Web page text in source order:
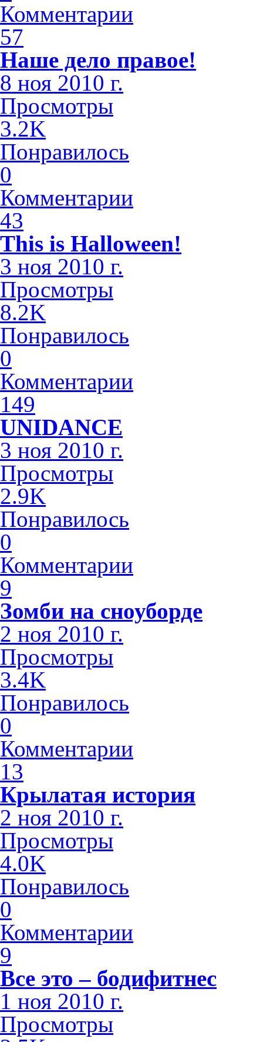
Комментарии
57
Наше дело правое!
8 ноя 2010 г.
Просмотры
3.2K
Понравилось
0
Комментарии
43
This is Halloween!
3 ноя 2010 г.
Просмотры
8.2K
Понравилось
0
Комментарии
149
UNIDANCE
3 ноя 2010 г.
Просмотры
2.9K
Понравилось
0
Комментарии
9
Зомби на сноуборде
2 ноя 2010 г.
Просмотры
3.4K
Понравилось
0
Комментарии
13
Крылатая история
2 ноя 2010 г.
Просмотры
4.0K
Понравилось
0
Комментарии
9
Все это – бодифитнес
1 ноя 2010 г.
Просмотры